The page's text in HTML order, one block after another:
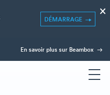
DÉMARRAGE
×
En savoir plus sur Beambox